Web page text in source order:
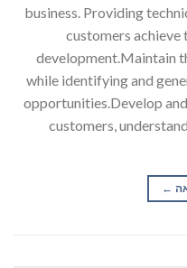
business. Providing
customers
development.Maintain
while identifying and
opportunities.Develop
customers,
→